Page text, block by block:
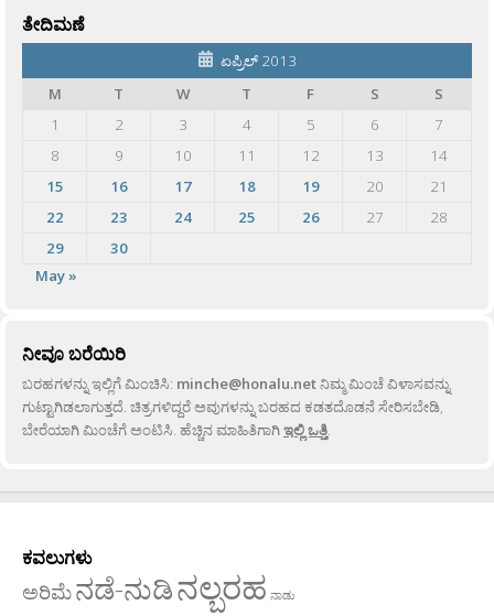
ತೇದಿಮಣೆ
ಏಪ್ರಿಲ್ 2013
M
T W T F S
S
1
2 3 4 5 6
7
8
9 10 11 12 13
14
15
16 17 18 19 20
21
22
23 24 25 26 27
28
29
30
May »
ನೀವೂ ಬರೆಯಿರಿ
ಬರಹಗಳನ್ನು ಇಲ್ಲಿಗೆ ಮಿಂಚಿಸಿ: minche@honalu.netನಿಮ್ಮ ಮಿಂಚೆ ವಿಳಾಸವನ್ನು
ಗುಟ್ಟಾಗಿಡಲಾಗುತ್ತದೆ. ಚಿತ್ರಗಳಿದ್ದರೆ ಅವುಗಳನ್ನು ಬರಹದ ಕಡತದೊಡನೆ ಸೇರಿಸಬೇಡಿ,
ಬೇರೆಯಾಗಿ ಮಿಂಚೆಗೆ ಅಂಟಿಸಿ. ಹೆಚ್ಚಿನ ಮಾಹಿತಿಗಾಗಿಇಲ್ಲಿ ಒತ್ತಿ.
ಕವಲುಗಳು
ಅರಿಮೆನಡೆ-ನುಡಿನಲ್ಬರಹ ನಾಡು